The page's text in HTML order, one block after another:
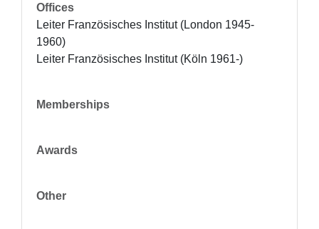
Offices
Leiter Französisches Institut (London 1945-
1960)
Leiter Französisches Institut (Köln 1961-)
Memberships
Awards
Other